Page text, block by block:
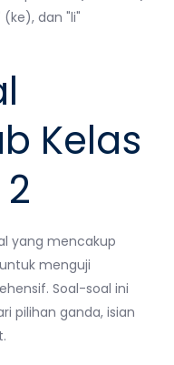
dan "li"
Kelas
yang mencakup
menguji
Soal-soal ini
pilihan ganda, isian